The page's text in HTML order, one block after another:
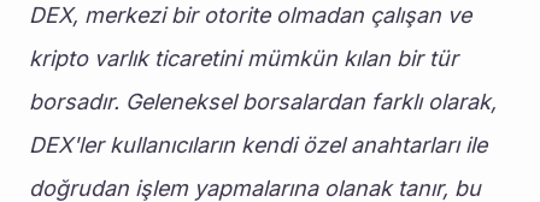
DEX, merkezi bir otorite olmadan çalışan ve
kripto varlık ticaretini mümkün kılan bir tür
borsadır. Geleneksel borsalardan farklı olarak,
DEX'ler kullanıcıların kendi özel anahtarları ile
doğrudan işlem yapmalarına olanak tanır, bu